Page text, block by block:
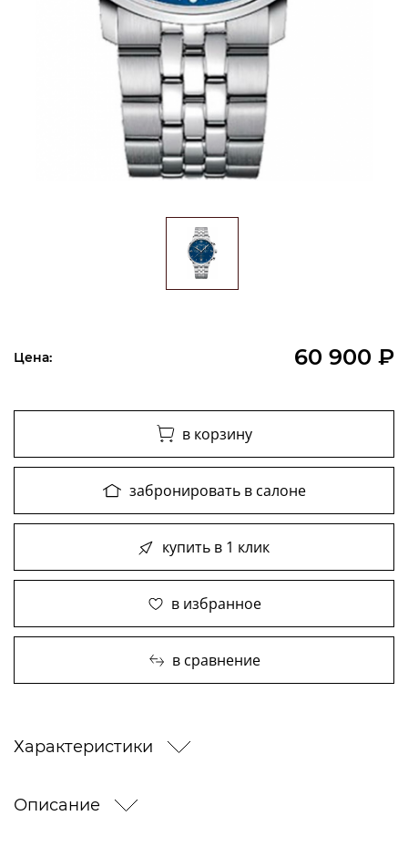
Цена: 60 900 ₽
в корзину
забронировать в салоне
купить в 1 клик
в избранное
в сравнение
Характеристики
Описание